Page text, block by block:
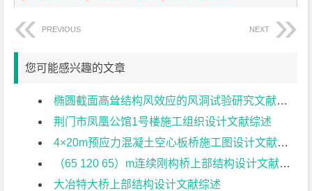
PREVIOUS NEXT
您可能感兴趣的文章
椭圆截面高耸结构风效应的风洞试验研究文献综述
荆门市凤凰公馆1号楼施工组织设计文献综述
4×20m预应力混凝土空心板桥施工图设计文献综述
（65 120 65）m连续刚构桥上部结构设计文献综述
大冶特大桥上部结构设计文献综述